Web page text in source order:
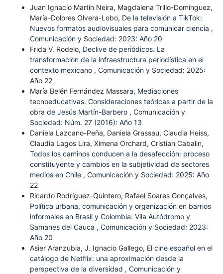
Juan Ignacio Martin Neira, Magdalena Trillo-Domínguez,
María-Dolores Olvera-Lobo, De la televisión a TikTok:
Nuevos formatos audiovisuales para comunicar ciencia ,
Comunicación y Sociedad: 2023: Año 20
Frida V. Rodelo, Declive de periódicos. La
transformación de la infraestructura periodística en el
contexto mexicano , Comunicación y Sociedad: 2025:
Año 22
María Belén Fernández Massara, Mediaciones
tecnoeducativas. Consideraciones teóricas a partir de la
obra de Jesús Martín-Barbero , Comunicación y
Sociedad: Núm. 27 (2016): Año 13
Daniela Lazcano-Peña, Daniela Grassau, Claudia Heiss,
Claudia Lagos Lira, Ximena Orchard, Cristian Cabalin,
Todos los caminos conducen a la desafección: proceso
constituyente y cambios en la subjetividad de sectores
medios en Chile , Comunicación y Sociedad: 2025: Año
22
Ricardo Rodríguez-Quintero, Rafael Soares Gonçalves,
Política urbana, comunicación y organización en barrios
informales en Brasil y Colombia: Vila Autódromo y
Samanes del Cauca , Comunicación y Sociedad: 2023:
Año 20
Asier Aranzubia, J. Ignacio Gallego, El cine español en el
catálogo de Netflix: una aproximación desde la
perspectiva de la diversidad , Comunicación y